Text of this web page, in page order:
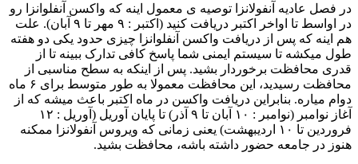
در فصل عادیه آنفولانزا توصیه‌ ی معمول اینه که واکسن آنفلوانزا رو
در اواسط تا اواخر اکتبر دریافت کنید (اکتبر : ۹ مهر تا ۹ آبان). علت
هم اینه که پس از دریافت واکسن آنفلوانزا چیزی حدود یکی دو هفته
طول میکشه تا سیستم ایمنی شما پاسخ کافی تدارک ببینه تا از
قدری محافظت برخوردار بشید. پس از اینکه به سطح مناسبی از
محافظت رسیدید، این محافظت معمولا به‌ طور متوسط برای ۶ ماه
دوام میاره. بنابراین دریافت واکسن در ماه اکتبر باعث میشه که از
آغاز نوامبر (نوامبر : ۱۰ آبان تا ۹ آذر) تا پایان آوریل (آوریل : ۱۲
فروردین تا ۱۰ اردیبهشت) یعنی زمانی‌ که ویروس آنفولانزا ممکنه
هنوز در جامعه حضور داشته باشه، محافظت بشید.